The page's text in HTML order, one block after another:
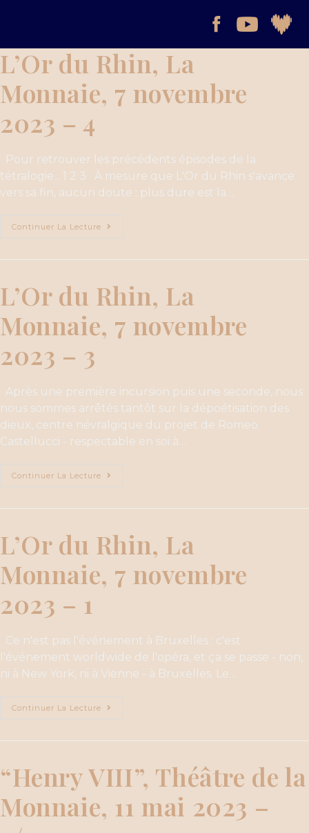
L’Or du Rhin, La
Monnaie, 7 novembre
2023 – 4
Pour retrouver les précédents épisodes de la
tétralogie... 1 2 3 À mesure que L'Or du Rhin s'avance
vers sa fin, aucun doute : plus dure est la…
Continuer La Lecture
L’Or du Rhin, La
Monnaie, 7 novembre
2023 – 3
Après une première incursion puis une seconde, nous
nous sommes arrêtés tantôt sur la dépoétisation des
dieux, centre névralgique du projet de Romeo
Castellucci - respectable en soi à…
Continuer La Lecture
L’Or du Rhin, La
Monnaie, 7 novembre
2023 – 1
Ce n'est pas l'événement à Bruxelles : c'est
l'événement worldwide de l'opéra, et ça se passe - non,
ni à New York, ni à Vienne - à Bruxelles. Le…
Continuer La Lecture
“Henry VIII”, Théâtre de la
Monnaie, 11 mai 2023 –